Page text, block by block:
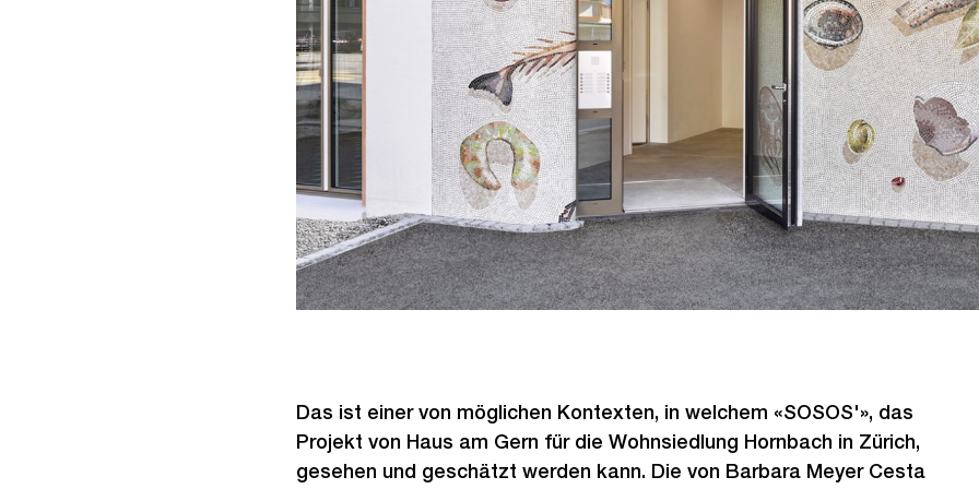
Das ist einer von möglichen Kontexten, in welchem «SOSOS'», das
Projekt von Haus am Gern für die Wohnsiedlung Hornbach in Zürich,
gesehen und geschätzt werden kann. Die von Barbara Meyer Cesta